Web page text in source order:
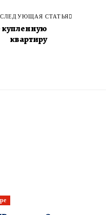
СЛЕДУЮЩАЯ СТАТЬЯ
квартиру